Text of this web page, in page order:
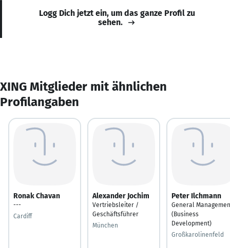
Logg Dich jetzt ein, um das ganze Profil zu
sehen.
XING Mitglieder mit ähnlichen
Profilangaben
Ronak Chavan
---
Cardiff
Alexander Jochim
Vertriebsleiter /
Geschäftsführer
München
Peter Ilchmann
General
(Business
Development)
Großkarolinenfeld